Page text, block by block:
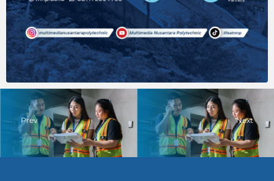
Prev Next